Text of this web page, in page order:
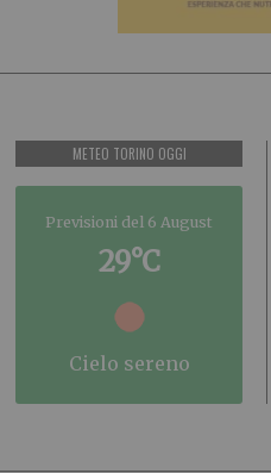
METEO TORINO OGGI
Previsioni del 6 August
29°C
cielo sereno